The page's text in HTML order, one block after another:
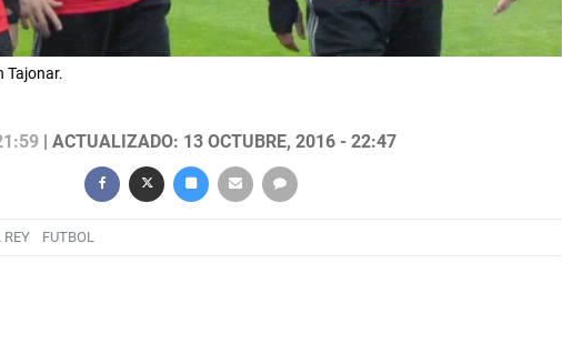
Tajonar.
| ACTUALIZADO: 13 OCTUBRE, 2016 - 22:47
REY FUTBOL